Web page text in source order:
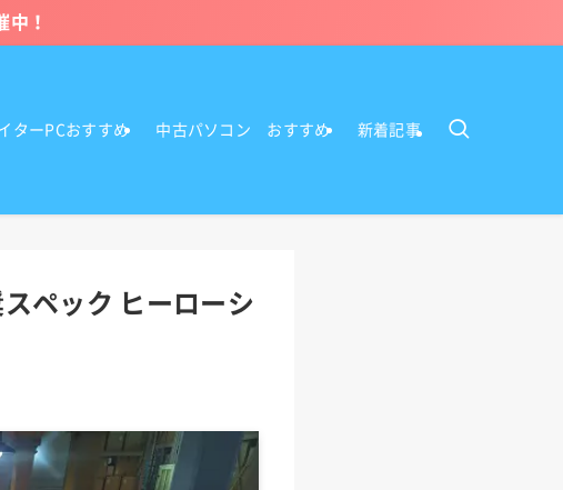
中！
ターPCおすすめ 中古パソコン おすすめ 新着記事
ペック ヒーローシ